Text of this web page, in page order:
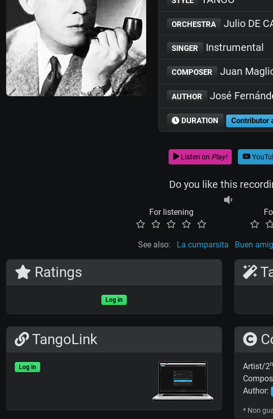
ORCHESTRA Julio DE
SINGER Instrumental
COMPOSER Juan
AUTHOR José
DURATION Contributor
Listen on Play!
Do you like this
For listening
See also: La cumparsita Buen
Ratings
Log in
TangoLink
Log in Artist/2
Author:
* Non